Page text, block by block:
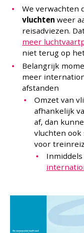
We verwachten
vluchten weer
reisadviezen.
meer
niet terug op
Belangrijk
meer
afstanden
Omzet van
afhankelijk
af, dan
vluchten ook
voor